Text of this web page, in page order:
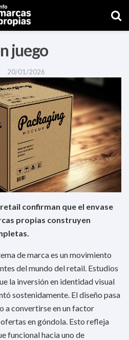
juego
20/01/2026
confirman que el envase
propias construyen
de marca es un movimiento
del mundo del retail. Estudios
la inversión en identidad visual
sostenidamente. El diseño pasa
a convertirse en un factor
en góndola. Esto refleja
funcional hacia uno de